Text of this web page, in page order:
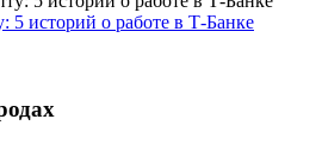
5 историй о работе в Т-Банке